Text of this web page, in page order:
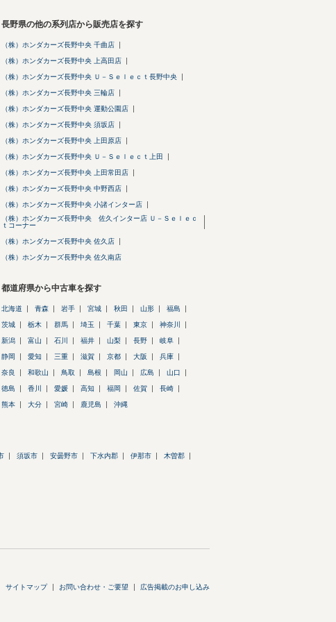
長野県の他の系列店から販売店を探す
（株）ホンダカーズ長野中央 千曲店
（株）ホンダカーズ長野中央 上高田店
（株）ホンダカーズ長野中央 Ｕ－Ｓｅｌｅｃｔ長野中央
（株）ホンダカーズ長野中央 三輪店
（株）ホンダカーズ長野中央 運動公園店
（株）ホンダカーズ長野中央 須坂店
（株）ホンダカーズ長野中央 上田原店
（株）ホンダカーズ長野中央 Ｕ－Ｓｅｌｅｃｔ上田
（株）ホンダカーズ長野中央 上田常田店
（株）ホンダカーズ長野中央 中野西店
（株）ホンダカーズ長野中央 小諸インター店
（株）ホンダカーズ長野中央 佐久インター店 Ｕ－Ｓｅｌｅｃ
ｔコーナー
（株）ホンダカーズ長野中央 佐久店
（株）ホンダカーズ長野中央 佐久南店
都道府県から中古車を探す
北海道 青森 岩手 宮城 秋田 山形 福島
茨城 栃木 群馬 埼玉 千葉 東京 神奈川
新潟 富山 石川 福井 山梨 長野 岐阜
静岡 愛知 三重 滋賀 京都 大阪 兵庫
奈良 和歌山 鳥取 島根 岡山 広島 山口
徳島 香川 愛媛 高知 福岡 佐賀 長崎
熊本 大分 宮崎 鹿児島 沖縄
須坂市 安曇野市 下水内郡 伊那市 木曽郡
サイトマップ お問い合わせ・ご要望 広告掲載のお申し込み